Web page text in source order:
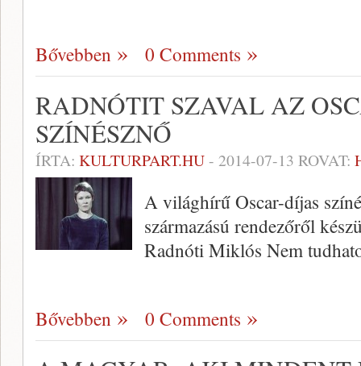
Bővebben 0 Comments
RADNÓTIT SZAVAL AZ
SZÍNÉSZNŐ
ÍRTA: KULTURPART.HU- 2014-07-13 ROVAT:
A világhírű Oscar-díjas
származású rendezőről
Radnóti Miklós Nem
Bővebben 0 Comments